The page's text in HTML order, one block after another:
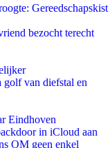
Gereedschapskist
bezocht terecht
van diefstal en
Eindhoven
in iCloud aan
OM geen enkel